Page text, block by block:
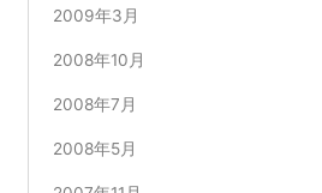
2009年3月
2008年10月
2008年7月
2008年5月